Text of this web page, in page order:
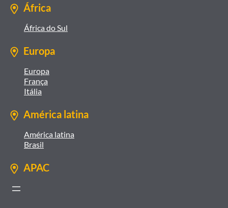
África
África do Sul
Europa
Europa
França
Itália
América latina
América latina
Brasil
APAC